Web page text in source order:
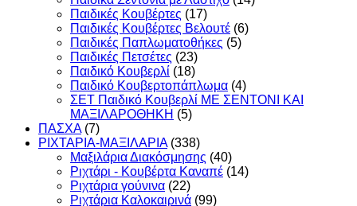
Παιδικές Κουβέρτες (17)
Παιδικές Κουβέρτες Βελουτέ (6)
Παιδικές Παπλωματοθήκες (5)
Παιδικές Πετσέτες (23)
Παιδικό Κουβερλί (18)
Παιδικό Κουβερτοπάπλωμα (4)
ΣΕΤ Παιδικό Κουβερλί ΜΕ ΣΕΝΤΟΝΙ ΚΑΙ
ΜΑΞΙΛΑΡΟΘΗΚΗ (5)
ΠΑΣΧΑ (7)
ΡΙΧΤΑΡΙΑ-ΜΑΞΙΛΑΡΙΑ (338)
Μαξιλάρια Διακόσμησης (40)
Ριχτάρι - Κουβέρτα Καναπέ (14)
Ριχτάρια γούνινα (22)
Ριχτάρια Καλοκαιρινά (99)